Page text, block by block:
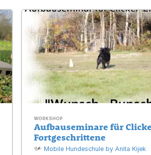
WORKSHOP
Aufbauseminare für
Fortgeschrittene
Mobile Hundeschule by Anita Kijek